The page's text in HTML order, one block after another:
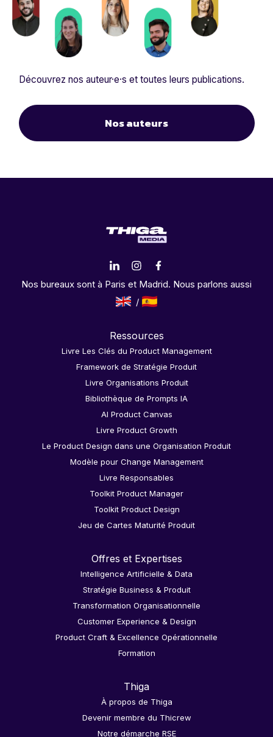
Découvrez nos auteur·e·s et toutes leurs publications.
Nos auteurs
Nos bureaux sont à Paris et Madrid. Nous parlons aussi
Ressources
Livre Les Clés du Product Management
Framework de Stratégie Produit
Livre Organisations Produit
Bibliothèque de Prompts IA
AI Product Canvas
Livre Product Growth
Le Product Design dans une Organisation Produit
Modèle pour Change Management
Livre Responsables
Toolkit Product Manager
Toolkit Product Design
Jeu de Cartes Maturité Produit
Offres et Expertises
Intelligence Artificielle & Data
Stratégie Business & Produit
Transformation Organisationnelle
Customer Experience & Design
Product Craft & Excellence Opérationnelle
Formation
Thiga
À propos de Thiga
Devenir membre du Thicrew
Notre démarche RSE